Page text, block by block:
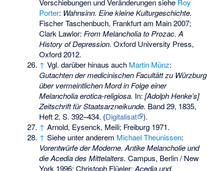
Verschiebungen und Veränderungen siehe Roy
Porter: Wahnsinn. Eine kleine Kulturgeschichte.
Fischer Taschenbuch, Frankfurt am Main 2007;
Clark Lawlor: From Melancholia to Prozac. A
History of Depression. Oxford University Press,
Oxford 2012.
↑ Vgl. darüber hinaus auch Martin Münz:
Gutachten der medicinischen Facultätt zu Würzburg
über vermeintlichen Mord in Folge einer
Melancholia erotica-religiosa. In:[Adolph Henke’s]
Zeitschrift für Staatsarzneikunde. Band 29, 1835,
Heft 2, S. 392–434. (Digitalisat
).
↑ Arnold, Eysenck, Meili; Freiburg 1971.
↑ Siehe unter anderem Michael Theunissen:
Vorentwürfe der Moderne. Antike Melancholie und
die Acedia des Mittelalters. Campus, Berlin / New
York 1996; Christoph Flüeler:Acedia und